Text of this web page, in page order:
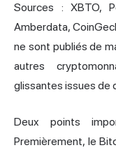
Sources : XBTO,
Amberdata,
ne sont publiés de
autres
glissantes issues de
Deux points
Premièrement, le